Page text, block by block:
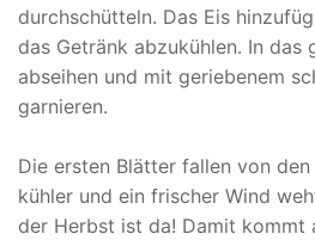
durchschütteln. Das Eis
das Getränk abzukühlen. In das
abseihen und mit geriebenem
garnieren.
Die ersten Blätter fallen von
kühler und ein frischer Wind
der Herbst ist da! Damit kommt